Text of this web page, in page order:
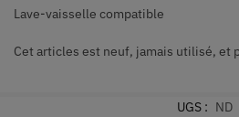
Lave-vaisselle compatible
Cet articles est neuf, jamais utilisé, et
UGS : ND